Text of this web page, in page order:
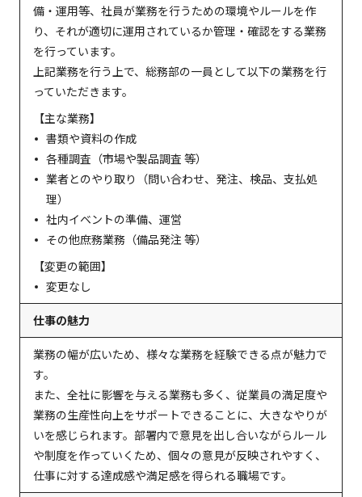
備・運用等、社員が業務を行うための環境やルールを作
り、それが適切に運用されているか管理・確認をする業務
を行っています。
上記業務を行う上で、総務部の一員として以下の業務を行
っていただきます。
【主な業務】
書類や資料の作成
各種調査（市場や製品調査 等）
業者とのやり取り（問い合わせ、発注、検品、支払処
理）
社内イベントの準備、運営
その他庶務業務（備品発注 等）
【変更の範囲】
変更なし
仕事の魅力
業務の幅が広いため、様々な業務を経験できる点が魅力で
す。
また、全社に影響を与える業務も多く、従業員の満足度や
業務の生産性向上をサポートできることに、大きなやりが
いを感じられます。部署内で意見を出し合いながらルール
や制度を作っていくため、個々の意見が反映されやすく、
仕事に対する達成感や満足感を得られる職場です。